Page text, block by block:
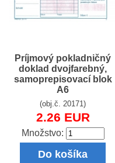
Príjmový pokladničný
doklad dvojfarebný,
samoprepisovací blok
A6
(obj.č. 20171)
2.26 EUR
Množstvo:
Do košíka